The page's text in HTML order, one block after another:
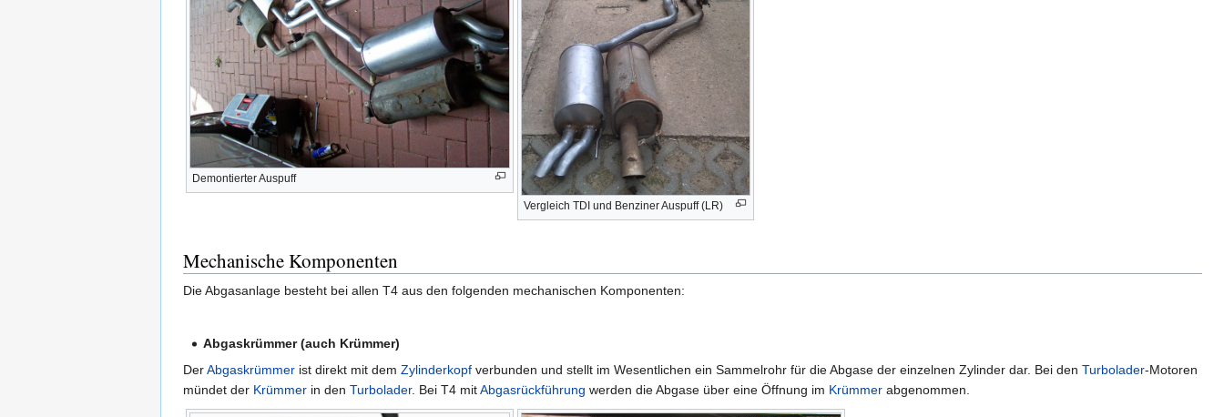
Demontierter Auspuff
Vergleich TDI und Benziner Auspuff (LR)
Mechanische Komponenten
Die Abgasanlage besteht bei allen T4 aus den folgenden mechanischen Komponenten:
Abgaskrümmer (auch Krümmer)
DerAbgaskrümmer ist direkt mit dem Zylinderkopf verbunden und stellt im Wesentlichen ein Sammelrohr für die Abgase der einzelnen Zylinder dar. Bei den Turbolader-Motoren
mündet der Krümmer in den Turbolader. Bei T4 mitAbgasrückführung werden die Abgase über eine Öffnung im Krümmer abgenommen.